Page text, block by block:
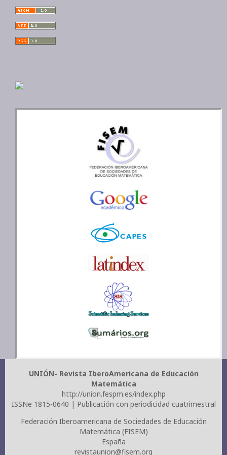
UNIÓN- Revista IberoAmericana de Educación
Matemática
http://union.fespm.es/index.php
ISSNe 1815-0640 | Publicación con periodicidad cuatrimestral
Federación Iberoamericana de Sociedades de Educación
Matemática (FISEM)
España
revistaunion@fisem.org